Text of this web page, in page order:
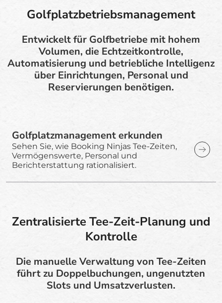
Golfplatzbetriebsmanagement
Entwickelt für Golfbetriebe mit hohem
Volumen, die Echtzeitkontrolle,
Automatisierung und betriebliche Intelligenz
über Einrichtungen, Personal und
Reservierungen benötigen.
Golfplatzmanagement erkunden
Sehen Sie, wie Booking Ninjas Tee-Zeiten,
Vermögenswerte, Personal und
Berichterstattung rationalisiert.
Zentralisierte Tee-Zeit-Planung und
Kontrolle
Die manuelle Verwaltung von Tee-Zeiten
führt zu Doppelbuchungen, ungenutzten
Slots und Umsatzverlusten.